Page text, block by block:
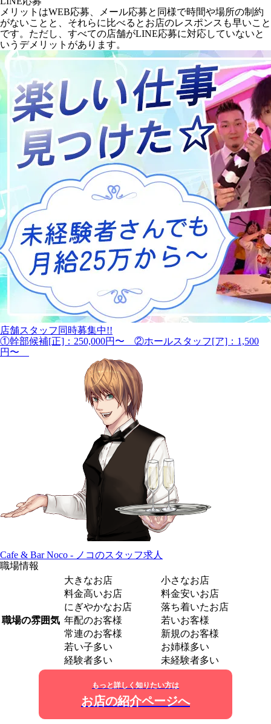
メリットはWEB応募、メール応募と同様で時間や場所の制約
がないことと、それらに比べるとお店のレスポンスも早いこと
です。ただし、すべての店舗がLINE応募に対応していないと
いうデメリットがあります。
店舗スタッフ同時募集中!!
①幹部候補[正]：250,000円〜 ②ホールスタッフ[ア]：1,500
円〜
Cafe & Bar Noco - ノコのスタッフ求人
職場情報
職場の雰囲気
大きなお店
小さなお店
料金高いお店
料金安いお店
にぎやかなお店
落ち着いたお店
年配のお客様
若いお客様
常連のお客様
新規のお客様
若い子多い
お姉様多い
経験者多い
未経験者多い
もっと詳しく知りたい方は
お店の紹介ページへ